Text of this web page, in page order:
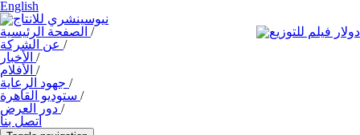
English
/
/
/
/
/
/
/
اتصل بنا